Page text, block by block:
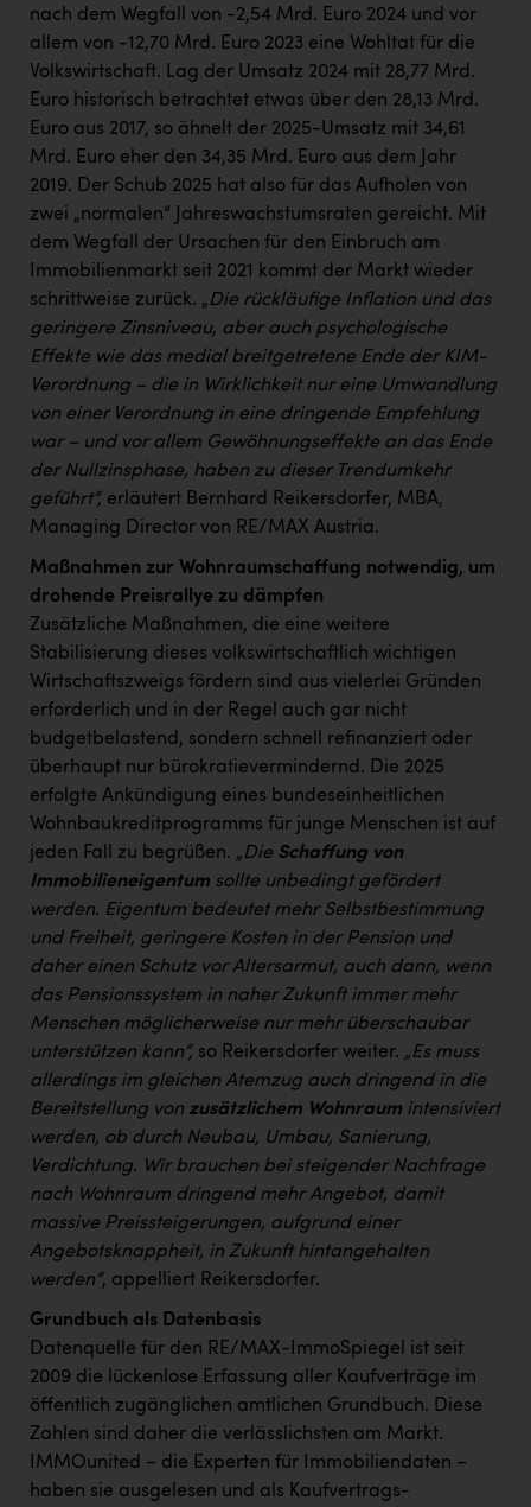
nach dem Wegfall von -2,54 Mrd. Euro 2024 und vor
allem von -12,70 Mrd. Euro 2023 eine Wohltat für die
Volkswirtschaft. Lag der Umsatz 2024 mit 28,77 Mrd.
Euro historisch betrachtet etwas über den 28,13 Mrd.
Euro aus 2017, so ähnelt der 2025-Umsatz mit 34,61
Mrd. Euro eher den 34,35 Mrd. Euro aus dem Jahr
2019. Der Schub 2025 hat also für das Aufholen von
zwei „normalen“ Jahreswachstumsraten gereicht. Mit
dem Wegfall der Ursachen für den Einbruch am
Immobilienmarkt seit 2021 kommt der Markt wieder
schrittweise zurück. „Die rückläufige Inflation und das
geringere Zinsniveau, aber auch psychologische
Effekte wie das medial breitgetretene Ende der KIM-
Verordnung – die in Wirklichkeit nur eine Umwandlung
von einer Verordnung in eine dringende Empfehlung
war – und vor allem Gewöhnungseffekte an das Ende
der Nullzinsphase, haben zu dieser Trendumkehr
geführt“, erläutert Bernhard Reikersdorfer, MBA,
Managing Director von RE/MAX Austria.
Maßnahmen zur Wohnraumschaffung notwendig, um
drohende Preisrallye zu dämpfen
Zusätzliche Maßnahmen, die eine weitere
Stabilisierung dieses volkswirtschaftlich wichtigen
Wirtschaftszweigs fördern sind aus vielerlei Gründen
erforderlich und in der Regel auch gar nicht
budgetbelastend, sondern schnell refinanziert oder
überhaupt nur bürokratievermindernd. Die 2025
erfolgte Ankündigung eines bundeseinheitlichen
Wohnbaukreditprogramms für junge Menschen ist auf
jeden Fall zu begrüßen. „Die Schaffung von
Immobilieneigentum sollte unbedingt gefördert
werden. Eigentum bedeutet mehr Selbstbestimmung
und Freiheit, geringere Kosten in der Pension und
daher einen Schutz vor Altersarmut, auch dann, wenn
das Pensionssystem in naher Zukunft immer mehr
Menschen möglicherweise nur mehr überschaubar
unterstützen kann“, so Reikersdorfer weiter. „Es muss
allerdings im gleichen Atemzug auch dringend in die
Bereitstellung von zusätzlichem Wohnraum intensiviert
werden, ob durch Neubau, Umbau, Sanierung,
Verdichtung. Wir brauchen bei steigender Nachfrage
nach Wohnraum dringend mehr Angebot, damit
massive Preissteigerungen, aufgrund einer
Angebotsknappheit, in Zukunft hintangehalten
werden“, appelliert Reikersdorfer.
Grundbuch als Datenbasis
Datenquelle für den RE/MAX-ImmoSpiegel ist seit
2009 die lückenlose Erfassung aller Kaufverträge im
öffentlich zugänglichen amtlichen Grundbuch. Diese
Zahlen sind daher die verlässlichsten am Markt.
IMMOunited – die Experten für Immobiliendaten –
haben sie ausgelesen und als Kaufvertrags-